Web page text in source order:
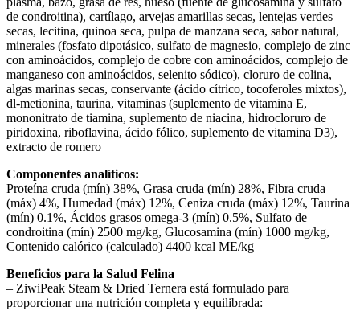
de condroitina), cartílago, arvejas amarillas secas, lentejas verdes
secas, lecitina, quinoa seca, pulpa de manzana seca, sabor natural,
minerales (fosfato dipotásico, sulfato de magnesio, complejo de zinc
con aminoácidos, complejo de cobre con aminoácidos, complejo de
manganeso con aminoácidos, selenito sódico), cloruro de colina,
algas marinas secas, conservante (ácido cítrico, tocoferoles mixtos),
dl-metionina, taurina, vitaminas (suplemento de vitamina E,
mononitrato de tiamina, suplemento de niacina, hidrocloruro de
piridoxina, riboflavina, ácido fólico, suplemento de vitamina D3),
extracto de romero
Componentes analíticos:
Proteína cruda (mín) 38%, Grasa cruda (mín) 28%, Fibra cruda
(máx) 4%, Humedad (máx) 12%, Ceniza cruda (máx) 12%, Taurina
(mín) 0.1%, Ácidos grasos omega-3 (mín) 0.5%, Sulfato de
condroitina (mín) 2500 mg/kg, Glucosamina (mín) 1000 mg/kg,
Contenido calórico (calculado) 4400 kcal ME/kg
Beneficios para la Salud Felina
– ZiwiPeak Steam & Dried Ternera está formulado para
proporcionar una nutrición completa y equilibrada: